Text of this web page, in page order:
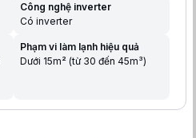
Công nghệ inverter
Có inverter
Phạm vi làm lạnh hiệu quả
Dưới 15m² (từ 30 đến 45m³)